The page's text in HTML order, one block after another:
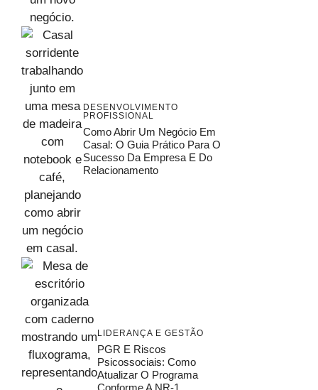
DESENVOLVIMENTO
PROFISSIONAL
Como Abrir Um Negócio Em
Casal: O Guia Prático Para O
Sucesso Da Empresa E Do
Relacionamento
LIDERANÇA E GESTÃO
PGR E Riscos
Psicossociais: Como
Atualizar O Programa